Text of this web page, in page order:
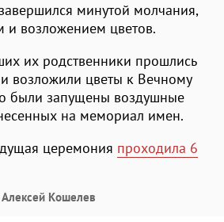
минутой молчания,
и возложением цветов.
их родственники прошлись
возложили цветы к Вечному
были запущены воздушные
на мемориал имен.
церемония проходила 6
Алексей Кошелев